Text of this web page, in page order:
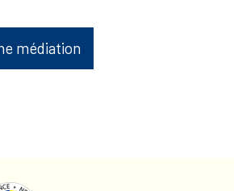
médiation